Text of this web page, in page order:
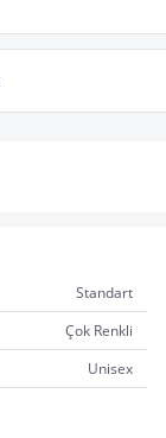
Standart
Çok Renkli
Unisex